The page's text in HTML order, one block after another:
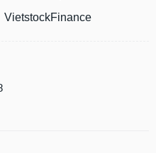
VietstockFinance